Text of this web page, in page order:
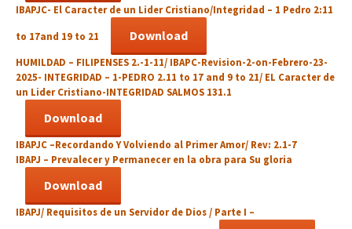
IBAPJC- El Caracter de un Lider Cristiano/Integridad – 1 Pedro 2:11
to 17and 19 to 21 Download
HUMILDAD – FILIPENSES 2.-1-11/ IBAPC-Revision-2-on-Febrero-23-
2025- INTEGRIDAD – 1-PEDRO 2.11 to 17 and 9 to 21/ EL Caracter de
un Lider Cristiano-INTEGRIDAD SALMOS 131.1
Download
IBAPJC –Recordando Y Volviendo al Primer Amor/ Rev: 2.1-7
IBAPJ – Prevalecer y Permanecer en la obra para Su gloria
Download
IBAPJ/ Requisitos de un Servidor de Dios / Parte I –